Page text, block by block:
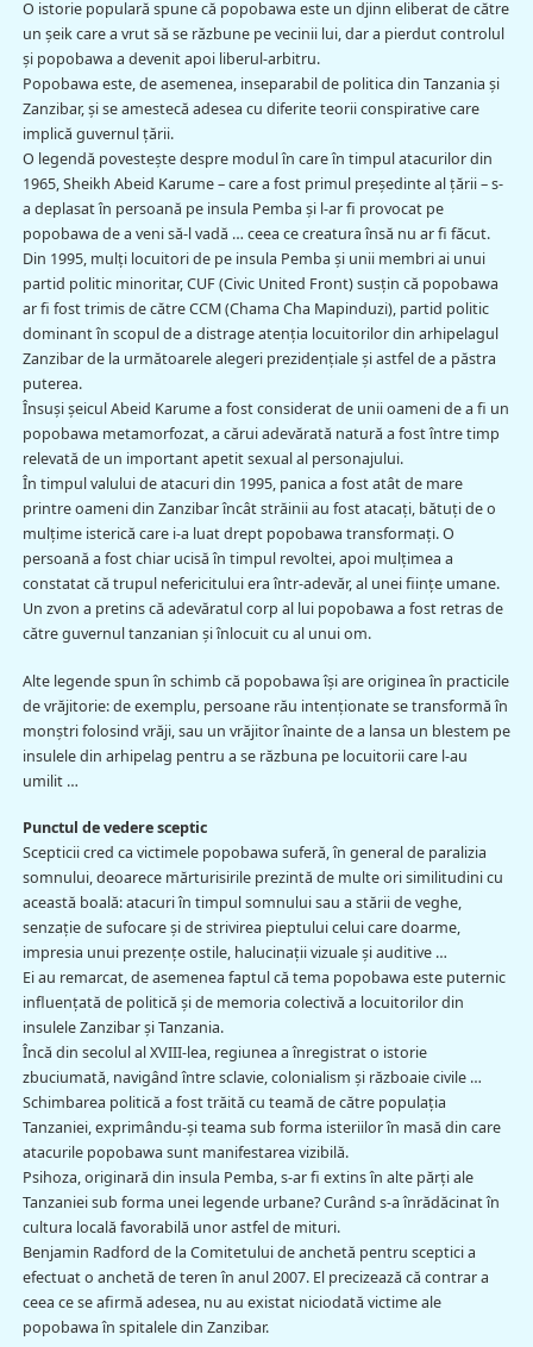
O istorie populară spune că popobawa este un djinn eliberat de către
un şeik care a vrut să se răzbune pe vecinii lui, dar a pierdut controlul
şi popobawa a devenit apoi liberul-arbitru.
Popobawa este, de asemenea, inseparabil de politica din Tanzania şi
Zanzibar, şi se amestecă adesea cu diferite teorii conspirative care
implică guvernul ţării.
O legendă povesteşte despre modul în care în timpul atacurilor din
1965, Sheikh Abeid Karume – care a fost primul preşedinte al ţării – s-
a deplasat în persoană pe insula Pemba şi l-ar fi provocat pe
popobawa de a veni să-l vadă … ceea ce creatura însă nu ar fi făcut.
Din 1995, mulţi locuitori de pe insula Pemba şi unii membri ai unui
partid politic minoritar, CUF (Civic United Front) susţin că popobawa
ar fi fost trimis de către CCM (Chama Cha Mapinduzi), partid politic
dominant în scopul de a distrage atenţia locuitorilor din arhipelagul
Zanzibar de la următoarele alegeri prezidenţiale şi astfel de a păstra
puterea.
Însuşi şeicul Abeid Karume a fost considerat de unii oameni de a fi un
popobawa metamorfozat, a cărui adevărată natură a fost între timp
relevată de un important apetit sexual al personajului.
În timpul valului de atacuri din 1995, panica a fost atât de mare
printre oameni din Zanzibar încât străinii au fost atacaţi, bătuţi de o
mulţime isterică care i-a luat drept popobawa transformaţi. O
persoană a fost chiar ucisă în timpul revoltei, apoi mulţimea a
constatat că trupul nefericitului era într-adevăr, al unei fiinţe umane.
Un zvon a pretins că adevăratul corp al lui popobawa a fost retras de
către guvernul tanzanian şi înlocuit cu al unui om.
Alte legende spun în schimb că popobawa îşi are originea în practicile
de vrăjitorie: de exemplu, persoane rău intenţionate se transformă în
monştri folosind vrăji, sau un vrăjitor înainte de a lansa un blestem pe
insulele din arhipelag pentru a se răzbuna pe locuitorii care l-au
umilit …
Punctul de vedere sceptic
Scepticii cred ca victimele popobawa suferă, în general de paralizia
somnului, deoarece mărturisirile prezintă de multe ori similitudini cu
această boală: atacuri în timpul somnului sau a stării de veghe,
senzaţie de sufocare şi de strivirea pieptului celui care doarme,
impresia unui prezenţe ostile, halucinaţii vizuale şi auditive …
Ei au remarcat, de asemenea faptul că tema popobawa este puternic
influenţată de politică şi de memoria colectivă a locuitorilor din
insulele Zanzibar şi Tanzania.
Încă din secolul al XVIII-lea, regiunea a înregistrat o istorie
zbuciumată, navigând între sclavie, colonialism şi războaie civile …
Schimbarea politică a fost trăită cu teamă de către populaţia
Tanzaniei, exprimându-şi teama sub forma isteriilor în masă din care
atacurile popobawa sunt manifestarea vizibilă.
Psihoza, originară din insula Pemba, s-ar fi extins în alte părţi ale
Tanzaniei sub forma unei legende urbane? Curând s-a înrădăcinat în
cultura locală favorabilă unor astfel de mituri.
Benjamin Radford de la Comitetului de anchetă pentru sceptici a
efectuat o anchetă de teren în anul 2007. El precizează că contrar a
ceea ce se afirmă adesea, nu au existat niciodată victime ale
popobawa în spitalele din Zanzibar.